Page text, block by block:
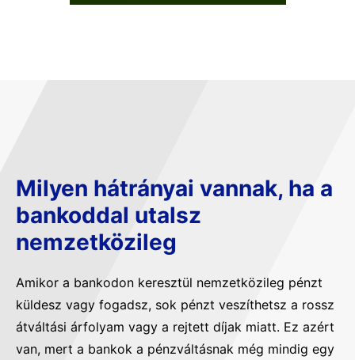
Milyen hátrányai vannak, ha a
bankoddal utalsz
nemzetközileg
Amikor a bankodon keresztül nemzetközileg pénzt
küldesz vagy fogadsz, sok pénzt veszíthetsz a rossz
átváltási árfolyam vagy a rejtett díjak miatt. Ez azért
van, mert a bankok a pénzváltásnak még mindig egy